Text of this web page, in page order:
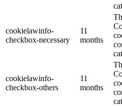
cookielawinfo-
checkbox-necessary
11
months
cookielawinfo-
checkbox-others
11
months